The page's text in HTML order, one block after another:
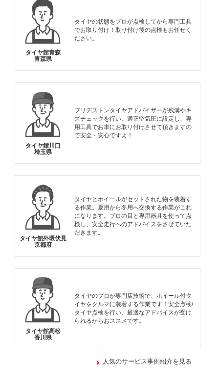
タイヤ館青森
青森県
タイヤの状態をプロが点検してから専門工具
でお取り付け！取り付け後の点検もお任せく
ださい。
タイヤ館川口
埼玉県
ブリヂストンタイヤアドバイザーが残溝やキ
ズチェックを行い、適正空気圧に設定し、専
用工具でお車にお取り付けさせて頂きますの
で安全・安心ですよ！
タイヤ館外環伏見
京都府
タイヤとホイールがセットされた物を装着す
る作業。夏用から冬用へ交換する作業がこれ
になります。プロの目と専用器具を使って点
検し、安全走行へのアドバイスをさせていた
だきます。
タイヤ館高松
香川県
タイヤのプロが専門店技術で、ホイール付タ
イヤをクルマに装着する作業です！安全点検/
タイヤ点検を行い、最適なアドバイスが受け
られるからおススメです。
人気のサービス事例紹介を見る